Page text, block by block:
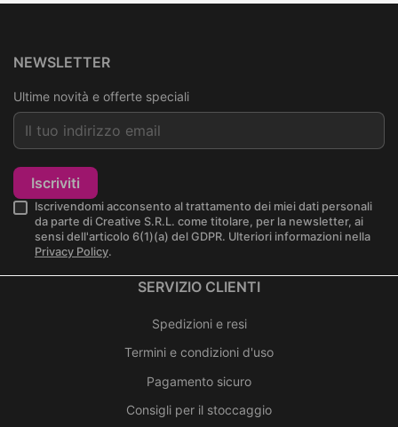
NEWSLETTER
Ultime novità e offerte speciali
Iscriviti
Iscrivendomi acconsento al trattamento dei miei dati personali
da parte di Creative S.R.L. come titolare, per la newsletter, ai
sensi dell'articolo 6(1)(a) del GDPR. Ulteriori informazioni nella
Privacy Policy.
SERVIZIO CLIENTI
Spedizioni e resi
Termini e condizioni d'uso
Pagamento sicuro
Consigli per il stoccaggio